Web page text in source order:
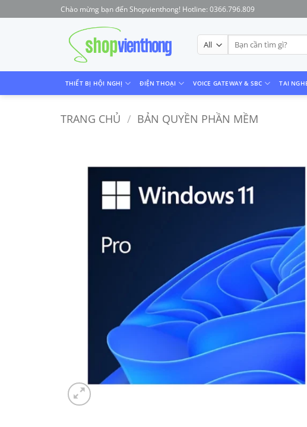
to
Chào mừng bạn đến Shopvienthong! Hotline: 0366.796.809
Tìm
kiếm:
THIẾT BỊ HỘI NGHỊ ĐIỆN THOẠI VOICE GATEWAY & SBC TAI
TRANG CHỦ / BẢN QUYỀN PHẦN MỀM